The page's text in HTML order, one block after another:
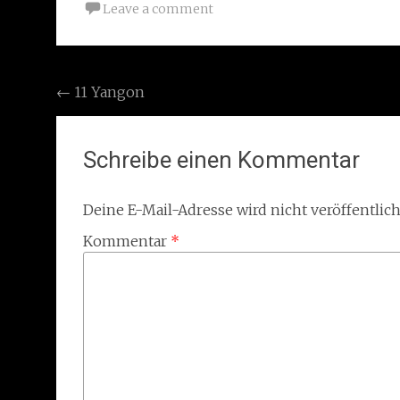
Leave a comment
Post
navigation
← 11 Yangon
Schreibe einen Kommentar
Deine E-Mail-Adresse wird nicht
Kommentar *